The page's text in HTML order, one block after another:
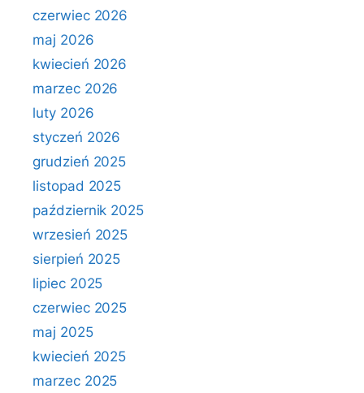
czerwiec 2026
maj 2026
kwiecień 2026
marzec 2026
luty 2026
styczeń 2026
grudzień 2025
listopad 2025
październik 2025
wrzesień 2025
sierpień 2025
lipiec 2025
czerwiec 2025
maj 2025
kwiecień 2025
marzec 2025